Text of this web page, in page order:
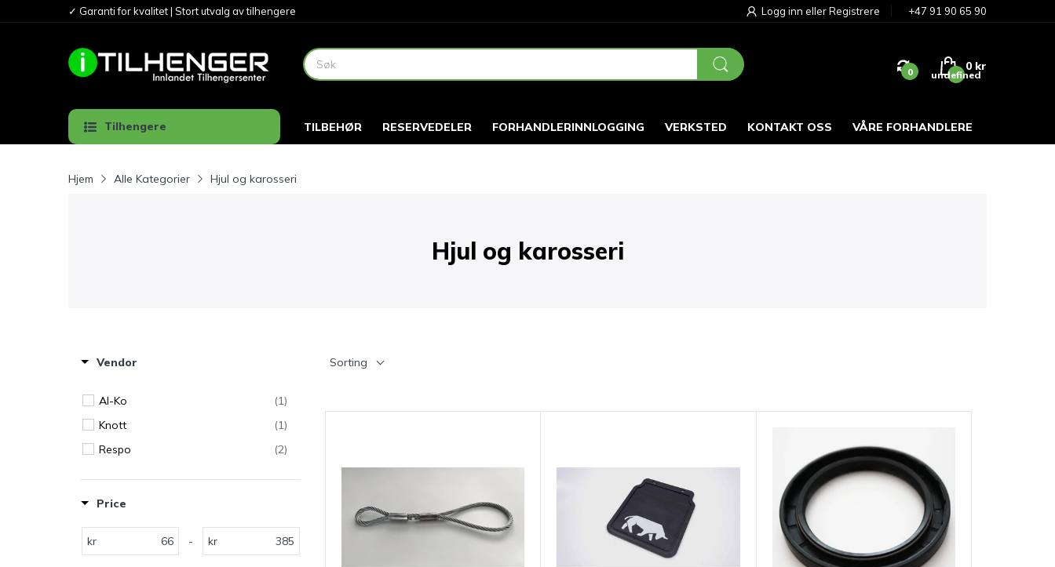
✓ Garanti for kvalitet | Stort utvalg av tilhengere Logg inn ellerRegistrere +47 91 90 65 90
0 undefined
0 kr
Tilhengere TILBEHØR RESERVEDELER FORHANDLERINNLOGGING VERKSTED KONTAKT OSS VÅRE FORHANDLERE
Hjem Alle Kategorier Hjul og karosseri
Hjul og karosseri
Vendor
Al-Ko
(1)
Knott
(1)
Respo
(2)
Price
kr - kr
Sorting